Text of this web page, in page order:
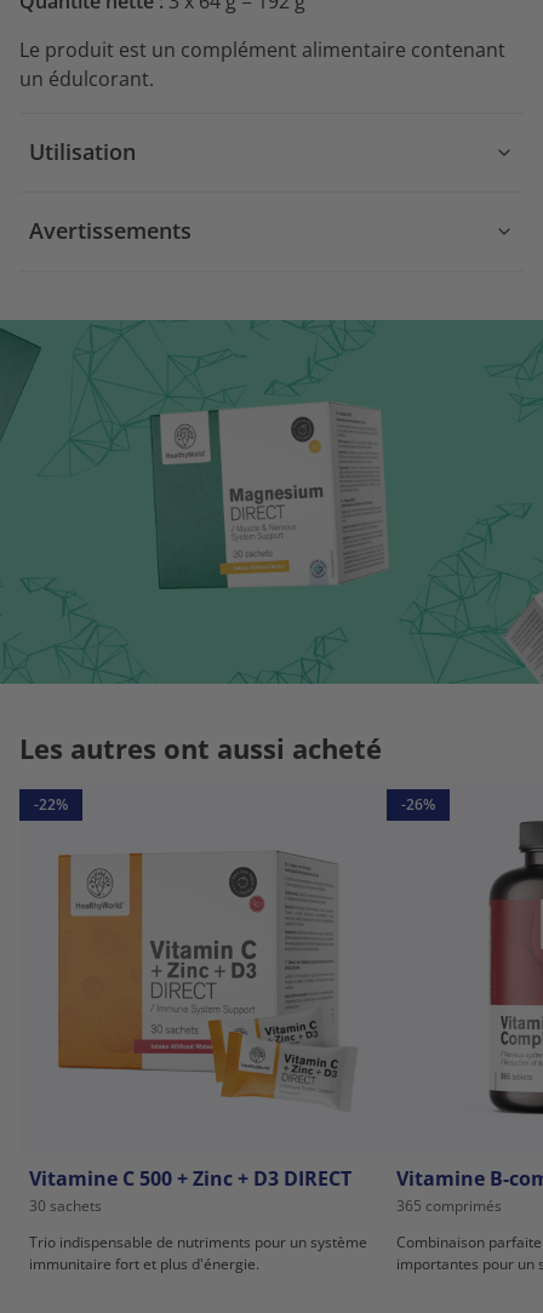
Le produit est un complément alimentaire contenant
un édulcorant.
Utilisation
Avertissements
Les autres ont aussi acheté
-22%
Vitamine C 500 + Zinc + D3 DIRECT
30 sachets
Trio indispensable de nutriments pour un système
immunitaire fort et plus d'énergie.
-26%
Vitamine B-
365 comprimés
Combinaison
importantes pour un